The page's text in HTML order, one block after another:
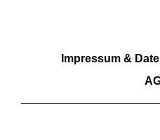
Impressum &